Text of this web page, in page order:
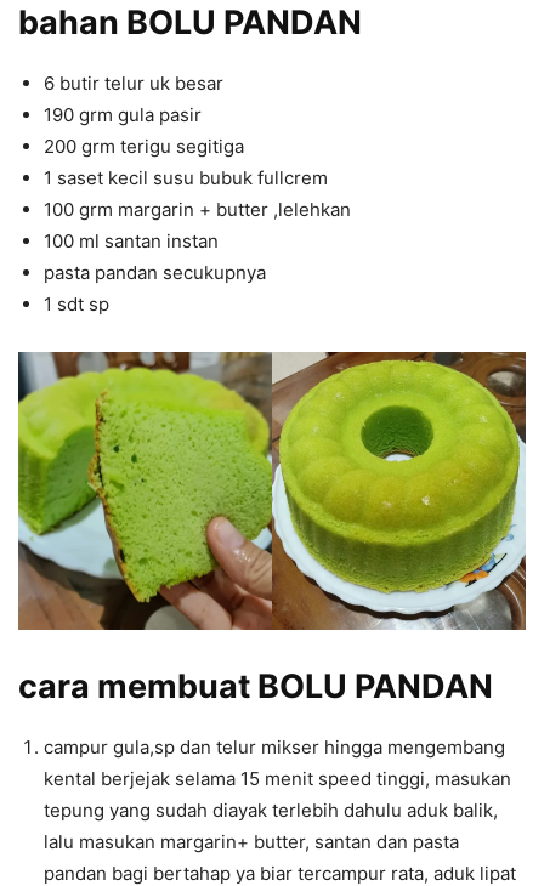
bahan BOLU PANDAN
6 butir telur uk besar
190 grm gula pasir
200 grm terigu segitiga
1 saset kecil susu bubuk fullcrem
100 grm margarin + butter ,lelehkan
100 ml santan instan
pasta pandan secukupnya
1 sdt sp
cara membuat BOLU PANDAN
campur gula,sp dan telur mikser hingga mengembang
kental berjejak selama 15 menit speed tinggi, masukan
tepung yang sudah diayak terlebih dahulu aduk balik,
lalu masukan margarin+ butter, santan dan pasta
pandan bagi bertahap ya biar tercampur rata, aduk lipat